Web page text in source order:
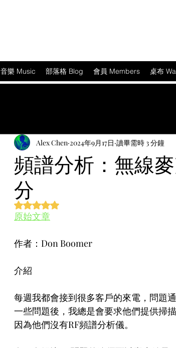
音樂 Music 部落格 Blog 會員 Members 桌布
頻譜分析：無線
分
Alex Chen 2024年9月17日 讀畢需時 3 分鐘
評等為 NaN（最高為 5 顆星）。
原始文章
作者：Don Boomer
介紹
每週我都會接到很多客戶的來電，問題
一些問題後，我總是會要求他們提供掃
因為他們沒有RF頻譜分析儀。